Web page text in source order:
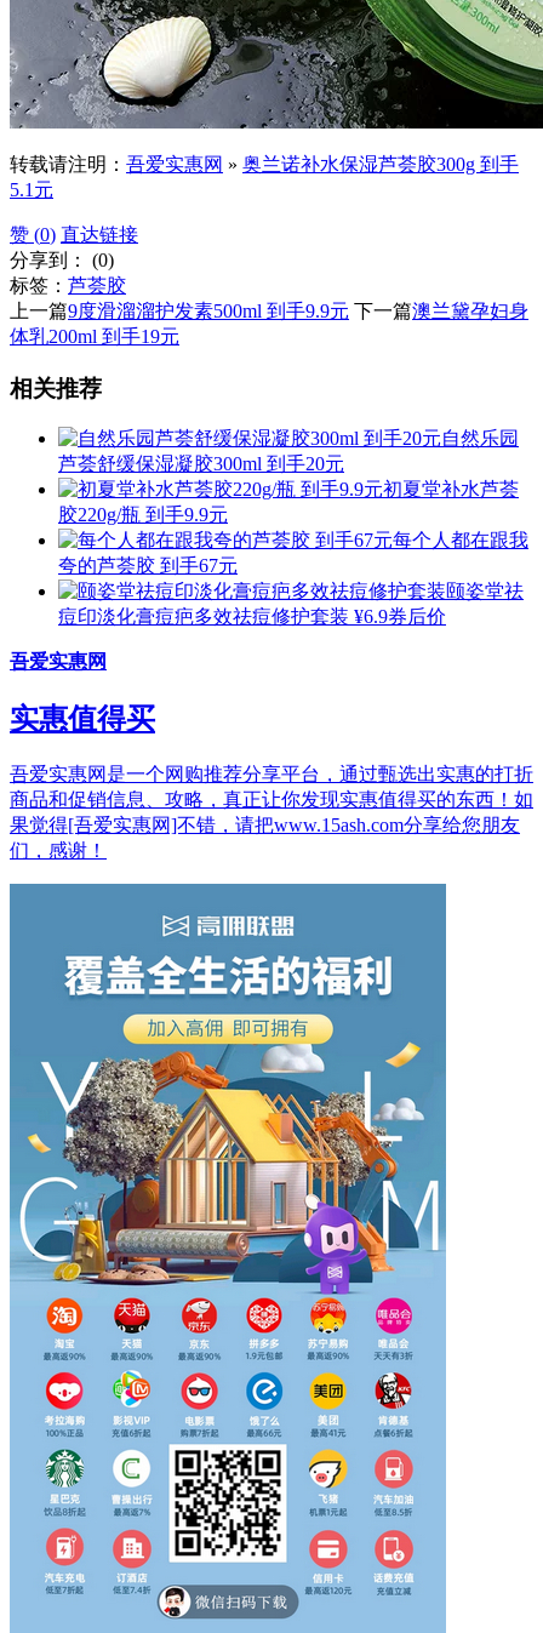
转载请注明： 吾爱实惠网 » 奥兰诺补水保湿芦荟胶300g 到手
5.1元
赞 (0) 直达链接
分享到： (0)
标签： 芦荟胶
上一篇9度滑溜溜护发素500ml 到手9.9元 下一篇澳兰黛孕妇身
体乳200ml 到手19元
相关推荐
自然乐园
芦荟舒缓保湿凝胶300ml 到手20元
初夏堂补水芦荟
胶220g/瓶 到手9.9元
每个人都在跟我
夸的芦荟胶 到手67元
颐姿堂祛
痘印淡化膏痘疤多效祛痘修护套装 ¥6.9券后价
吾爱实惠网
实惠值得买
吾爱实惠网是一个网购推荐分享平台，通过甄选出实惠的打折
商品和促销信息、攻略，真正让你发现实惠值得买的东西！如
果觉得[吾爱实惠网]不错，请把www.15ash.com分享给您朋友
们，感谢！